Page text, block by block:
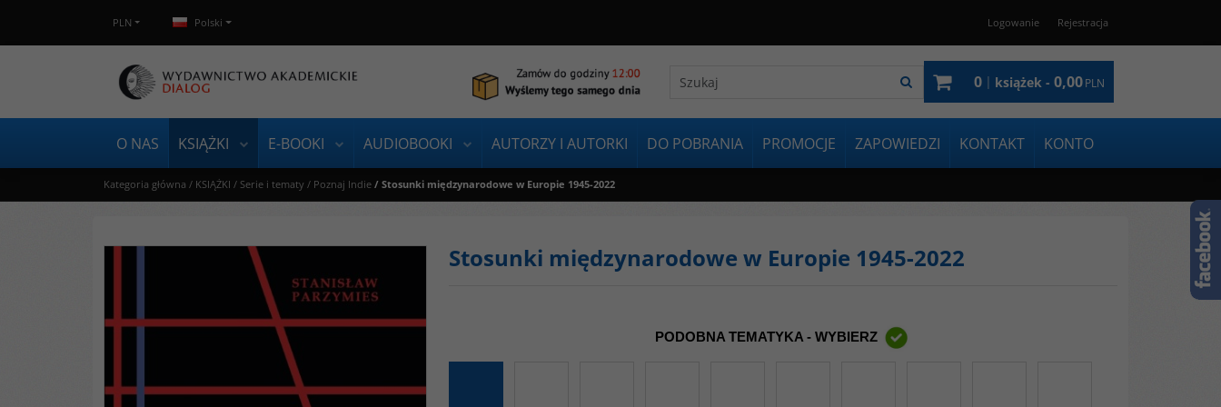
PLN Polski Logowanie Rejestracja
0 | książek - 0,00PLN
O NAS KSIĄŻKI E-BOOKI AUDIOBOOKI AUTORZY I AUTORKI DO POBRANIA PROMOCJE ZAPOWIEDZI KONTAKT KONTO
Kategoria główna / KSIĄŻKI / Serie i tematy / Poznaj Indie / Stosunki międzynarodowe w Europie 1945-2022
Stosunki międzynarodowe w Europie 1945-2022
PODOBNA TEMATYKA - WYBIERZ